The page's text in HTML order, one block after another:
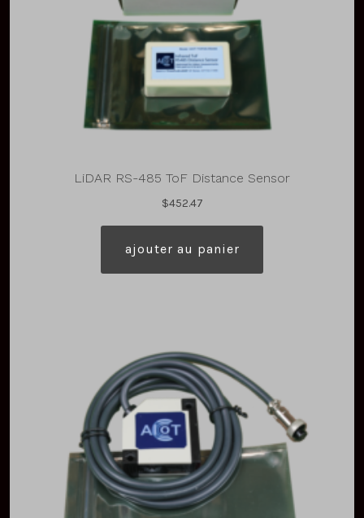
LiDAR RS-485 ToF Distance Sensor
$452.47
ajouter au panier